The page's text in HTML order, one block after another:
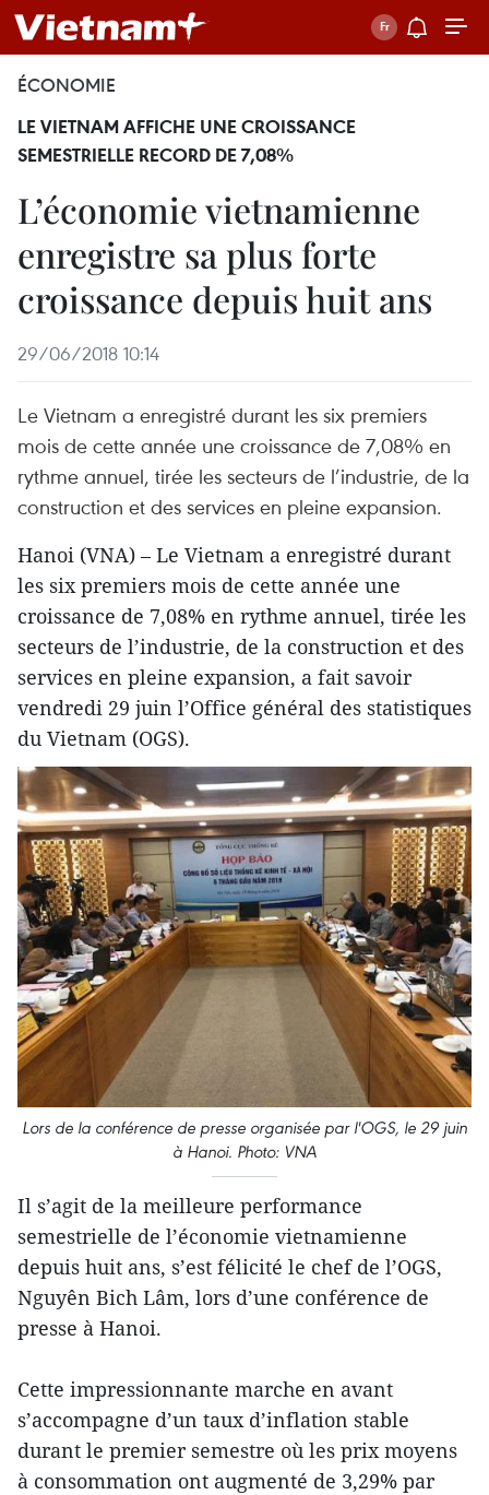
ÉCONOMIE
LE VIETNAM AFFICHE UNE CROISSANCE
SEMESTRIELLE RECORD DE 7,08%
L’économie vietnamienne
enregistre sa plus forte
croissance depuis huit ans
29/06/2018 10:14
Le Vietnam a enregistré durant les six premiers
mois de cette année une croissance de 7,08% en
rythme annuel, tirée les secteurs de l’industrie, de la
construction et des services en pleine expansion.
Hanoi (VNA) – Le Vietnam a enregistré durant
les six premiers mois de cette année une
croissance de 7,08% en rythme annuel, tirée les
secteurs de l’industrie, de la construction et des
services en pleine expansion, a fait savoir
vendredi 29 juin l’Office général des statistiques
du Vietnam (OGS).
Lors de la conférence de presse organisée par l'OGS, le 29 juin
à Hanoi. Photo: VNA
Il s’agit de la meilleure performance
semestrielle de l’économie vietnamienne
depuis huit ans, s’est félicité le chef de l’OGS,
Nguyên Bich Lâm, lors d’une conférence de
presse à Hanoi.
Cette impressionnante marche en avant
s’accompagne d’un taux d’inflation stable
durant le premier semestre où les prix moyens
à consommation ont augmenté de 3,29% par